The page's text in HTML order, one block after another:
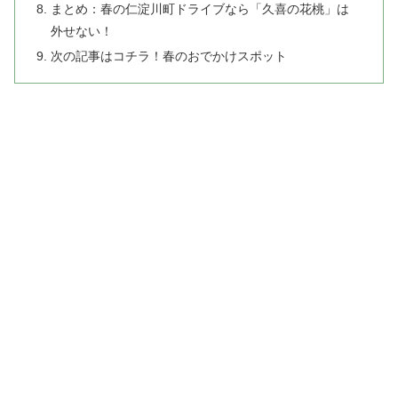
まとめ：春の仁淀川町ドライブなら「久喜の花桃」は
外せない！
次の記事はコチラ！春のおでかけスポット